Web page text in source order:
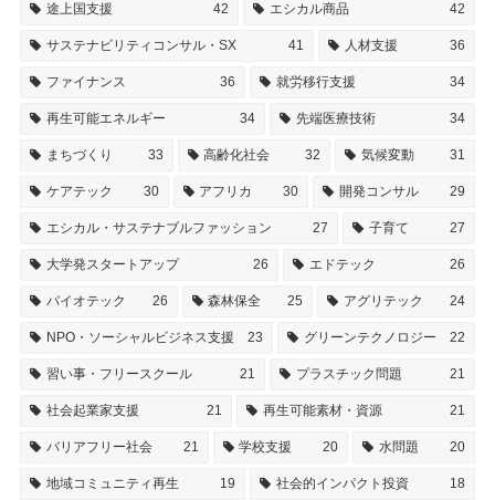
途上国支援 42 エシカル商品 42
サステナビリティコンサル・SX 41 人材支援 36
ファイナンス 36 就労移行支援 34
再生可能エネルギー 34 先端医療技術 34
まちづくり 33 高齢化社会 32 気候変動 31
ケアテック 30 アフリカ 30 開発コンサル 29
エシカル・サステナブルファッション 27 子育て 27
大学発スタートアップ 26 エドテック 26
バイオテック 26 森林保全 25 アグリテック 24
NPO・ソーシャルビジネス支援 23 グリーンテクノロジー 22
習い事・フリースクール 21 プラスチック問題 21
社会起業家支援 21 再生可能素材・資源 21
バリアフリー社会 21 学校支援 20 水問題 20
地域コミュニティ再生 19 社会的インパクト投資 18